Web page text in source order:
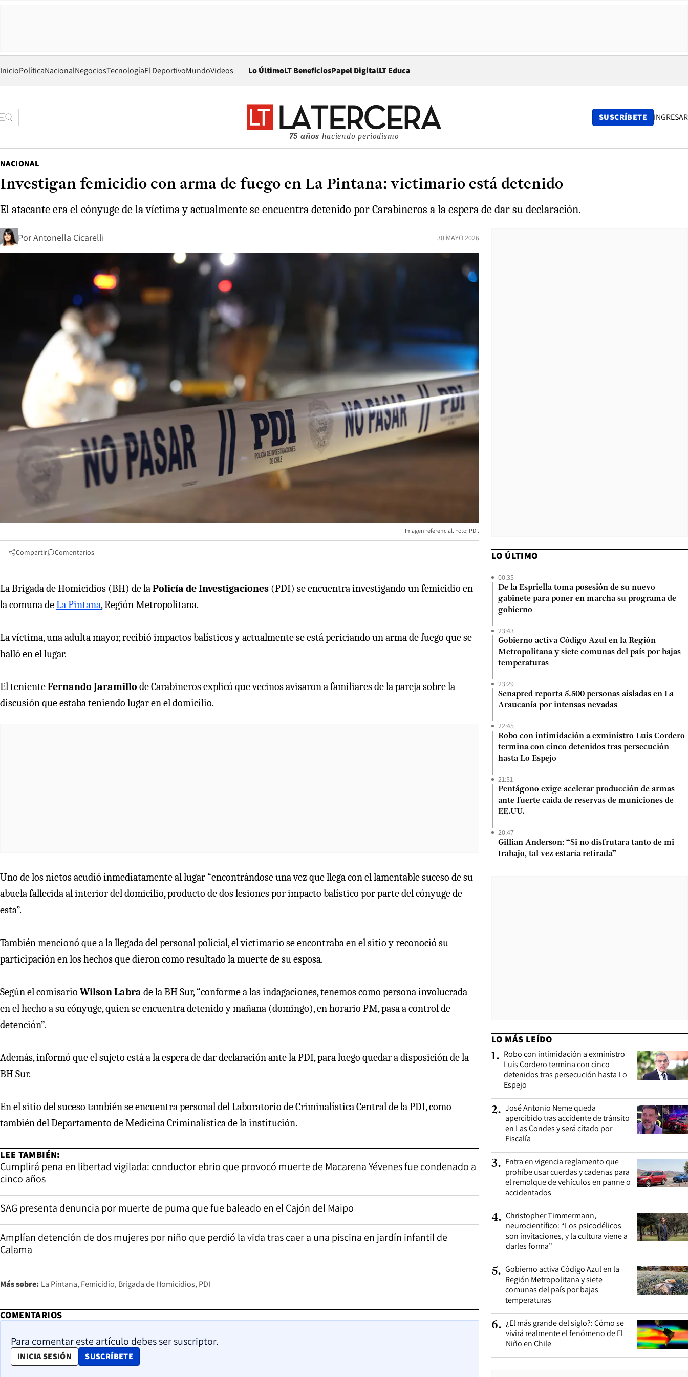
InicioPolíticaNacionalNegociosTecnologíaEl DeportivoMundoVideos Lo ÚltimoLT BeneficiosPapel DigitalOpens in new window
LT Educa
75 años haciendo periodismo
SUSCRÍBETE INGRESAR
NACIONAL
Investigan femicidio con arma de fuego en La Pintana: victimario está detenido
El atacante era el cónyuge de la víctima y actualmente se encuentra detenido por Carabineros a la espera de dar su declaración.
PorAntonella Cicarelli 30 MAYO 2026
Imagen referencial. Foto: PDI.
Compartir Comentarios
La Brigada de Homicidios (BH) de laPolicía de Investigaciones (PDI) se encuentra investigando un femicidio en
la comuna deLa Pintana, Región Metropolitana.
La víctima, una adulta mayor, recibió impactos balísticos y actualmente se está periciando un arma de fuego que se
halló en el lugar.
El tenienteFernando Jaramillo de Carabineros explicó que vecinos avisaron a familiares de la pareja sobre la
discusión que estaba teniendo lugar en el domicilio.
Uno de los nietos acudió inmediatamente al lugar “encontrándose una vez que llega con el lamentable suceso de su
abuela fallecida al interior del domicilio, producto de dos lesiones por impacto balístico por parte del cónyuge de
esta”.
También mencionó que a la llegada del personal policial, el victimario se encontraba en el sitio y reconoció su
participación en los hechos que dieron como resultado la muerte de su esposa.
Según el comisario Wilson Labra de la BH Sur, “conforme a las indagaciones, tenemos como persona involucrada
en el hecho a su cónyuge, quien se encuentra detenido y mañana (domingo), en horario PM, pasa a control de
detención”.
Además, informó que el sujeto está a la espera de dar declaración ante la PDI, para luego quedar a disposición de la
BH Sur.
En el sitio del suceso también se encuentra personal del Laboratorio de Criminalística Central de la PDI, como
también del Departamento de Medicina Criminalística de la institución.
LEE TAMBIÉN:
Cumplirá pena en libertad vigilada: conductor ebrio que provocó muerte de Macarena Yévenes fue condenado a
cinco años
SAG presenta denuncia por muerte de puma que fue baleado en el Cajón del Maipo
Amplían detención de dos mujeres por niño que perdió la vida tras caer a una piscina en jardín infantil de
Calama
Más sobre: La Pintana Femicidio Brigada de Homicidios PDI
COMENTARIOS
Para comentar este artículo debes ser suscriptor.
INICIA SESIÓN SUSCRÍBETE
OPENS IN NEW WINDOW
LO ÚLTIMO
00:35
De la Espriella toma posesión de su nuevo
gabinete para poner en marcha su programa de
gobierno
23:43
Gobierno activa Código Azul en la Región
Metropolitana y siete comunas del país por bajas
temperaturas
23:29
Senapred reporta 5.500 personas aisladas en La
Araucanía por intensas nevadas
22:45
Robo con intimidación a exministro Luis Cordero
termina con cinco detenidos tras persecución
hasta Lo Espejo
21:51
Pentágono exige acelerar producción de armas
ante fuerte caída de reservas de municiones de
EE.UU.
20:47
Gillian Anderson: “Si no disfrutara tanto de mi
trabajo, tal vez estaría retirada”
LO MÁS LEÍDO
1. Robo con intimidación a exministro
Luis Cordero termina con cinco
detenidos tras persecución hasta Lo
Espejo
2. José Antonio Neme queda
apercibido tras accidente de tránsito
en Las Condes y será citado por
Fiscalía
3. Entra en vigencia reglamento que
prohíbe usar cuerdas y cadenas para
el remolque de vehículos en panne o
accidentados
4. Christopher Timmermann,
neurocientífico: “Los psicodélicos
son invitaciones, y la cultura viene a
darles forma”
5. Gobierno activa Código Azul en la
Región Metropolitana y siete
comunas del país por bajas
temperaturas
6. ¿El más grande del siglo?: Cómo se
vivirá realmente el fenómeno de El
Niño en Chile